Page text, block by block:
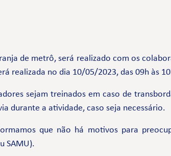
de metrô, será realizado com os
realizada no dia 10/05/2023, das 09h às
sejam treinados em caso de
durante a atividade, caso seja necessário.
que não há motivos para
SAMU).